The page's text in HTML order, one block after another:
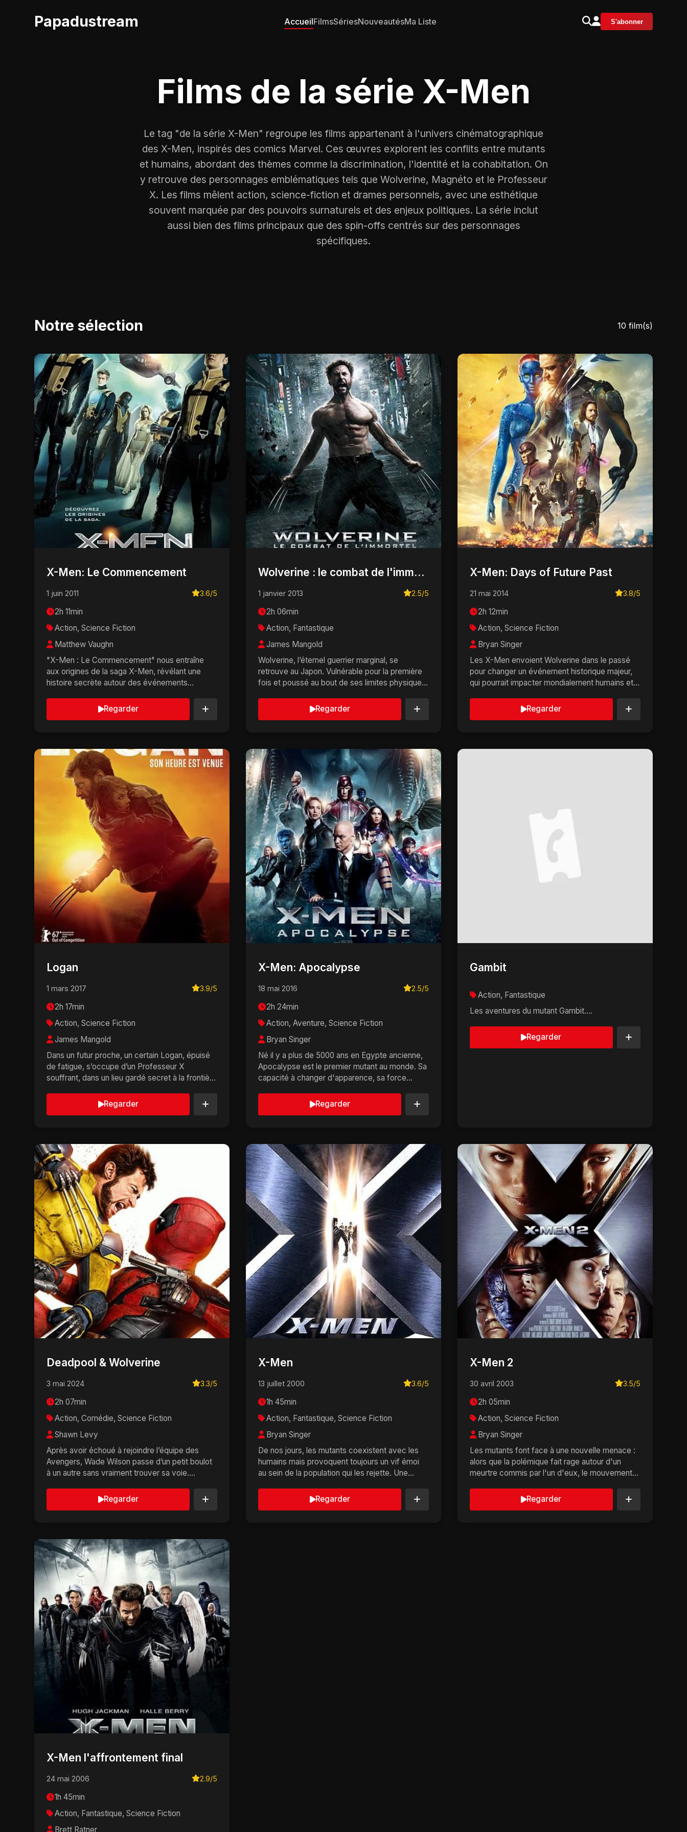
Papadustream AccueilFilmsSériesNouveautésMa Liste S'abonner
Films de la série X-Men
Le tag "de la série X-Men" regroupe les films appartenant à l'univers cinématographique
des X-Men, inspirés des comics Marvel. Ces œuvres explorent les conflits entre mutants
et humains, abordant des thèmes comme la discrimination, l'identité et la cohabitation. On
y retrouve des personnages emblématiques tels que Wolverine, Magnéto et le Professeur
X. Les films mêlent action, science-fiction et drames personnels, avec une esthétique
souvent marquée par des pouvoirs surnaturels et des enjeux politiques. La série inclut
aussi bien des films principaux que des spin-offs centrés sur des personnages
spécifiques.
Notre sélection 10 film(s)
X-Men: Le Commencement
1 juin 2011 3.6/5
2h 11min
Action, Science Fiction
Matthew Vaughn
"X-Men : Le Commencement" nous entraîne
aux origines de la saga X-Men, révélant une
histoire secrète autour des événements
Regarder
Wolverine : le combat de l'immortel
1 janvier 2013 2.5/5
2h 06min
Action, Fantastique
James Mangold
Wolverine, l’éternel guerrier marginal, se
retrouve au Japon. Vulnérable pour la première
fois et poussé au bout de ses limites physiques
Regarder
X-Men: Days of Future Past
21 mai 2014 3.8/5
2h 12min
Action, Science Fiction
Bryan Singer
Les X-Men envoient Wolverine dans le passé
pour changer un événement historique majeur,
qui pourrait impacter mondialement humains et
Regarder
Logan
1 mars 2017 3.9/5
2h 17min
Action, Science Fiction
James Mangold
Dans un futur proche, un certain Logan, épuisé
de fatigue, s’occupe d’un Professeur X
souffrant, dans un lieu gardé secret à la frontière
Regarder
X-Men: Apocalypse
18 mai 2016 2.5/5
2h 24min
Action, Aventure, Science Fiction
Bryan Singer
Né il y a plus de 5000 ans en Egypte ancienne,
Apocalypse est le premier mutant au monde. Sa
capacité à changer d'apparence, sa force
Regarder
Gambit
Action, Fantastique
Les aventures du mutant Gambit....
Regarder
Deadpool & Wolverine
3 mai 2024 3.3/5
2h 07min
Action, Comédie, Science Fiction
Shawn Levy
Après avoir échoué à rejoindre l’équipe des
Avengers, Wade Wilson passe d’un petit boulot
à un autre sans vraiment trouver sa voie.
Regarder
X-Men
13 juillet 2000 3.6/5
1h 45min
Action, Fantastique, Science Fiction
Bryan Singer
De nos jours, les mutants coexistent avec les
humains mais provoquent toujours un vif émoi
au sein de la population qui les rejette. Une
Regarder
X-Men 2
30 avril 2003 3.5/5
2h 05min
Action, Science Fiction
Bryan Singer
Les mutants font face à une nouvelle menace :
alors que la polémique fait rage autour d'un
meurtre commis par l'un d'eux, le mouvement
Regarder
X-Men l'affrontement final
24 mai 2006 2.9/5
1h 45min
Action, Fantastique, Science Fiction
Brett Ratner